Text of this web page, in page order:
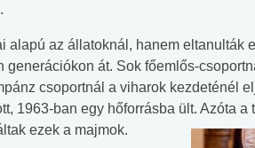
alapú az állatoknál, hanem eltanulták
generációkon át. Sok főemlős-
csoportnál a viharok kezdeténél
1963-ban egy hőforrásba ült. Azóta
ezek a majmok.